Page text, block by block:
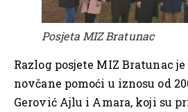
Posjeta MIZ Bratunac
Razlog posjete MIZ Bratunac
novčane pomoći u iznosu od
Gerović Ajlu i Amara, koji su